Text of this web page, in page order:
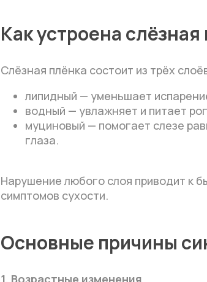
Как устроена слёзная
Слёзная плёнка состоит из трёх
липидный — уменьшает
водный — увлажняет и питает
муциновый — помогает слезе
глаза.
Нарушение любого слоя приводит к
симптомов сухости.
Основные причины
1. Возрастные изменения